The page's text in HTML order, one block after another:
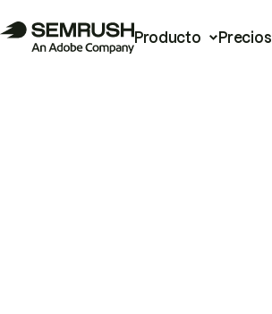
Producto Precios